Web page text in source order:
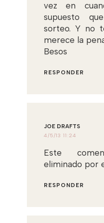
vez en
supuesto
sorteo. Y no
merece la
Besos
RESPONDER
JOE DRAFTS
4/5/13 11:24
Este
eliminado por
RESPONDER